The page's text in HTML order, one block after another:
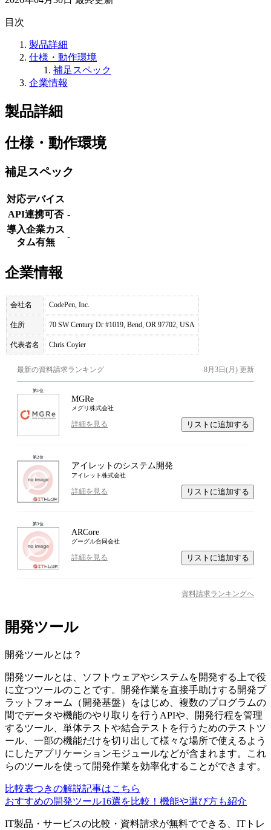
目次
製品詳細
仕様・動作環境
補足スペック
企業情報
製品詳細
仕様・動作環境
補足スペック
対応デバイス
API連携可否 -
導入企業カス
タム有無
-
企業情報
会社名 CodePen, Inc.
住所 70 SW Century Dr #1019, Bend, OR 97702, USA
代表者名 Chris Coyier
最新の資料請求ランキング 8月3日(月) 更新
第1位
MGRe
メグリ株式会社
詳細を見る リストに追加する
第2位
アイレットのシステム開発
アイレット株式会社
詳細を見る リストに追加する
第3位
ARCore
グーグル合同会社
詳細を見る リストに追加する
資料請求ランキングへ
開発ツール
開発ツールとは？
開発ツールとは、ソフトウェアやシステムを開発する上で役
に立つツールのことです。開発作業を直接手助けする開発プ
ラットフォーム（開発基盤）をはじめ、複数のプログラムの
間でデータや機能のやり取りを行うAPIや、開発行程を管理
するツール、単体テストや結合テストを行うためのテストツ
ール、一部の機能だけを切り出して様々な場所で使えるよう
にしたアプリケーションモジュールなどが含まれます。これ
らのツールを使って開発作業を効率化することができます。
比較表つきの解説記事はこちら
おすすめの開発ツール16選を比較！機能や選び方も紹介
IT製品・サービスの比較・資料請求が無料でできる、ITトレ